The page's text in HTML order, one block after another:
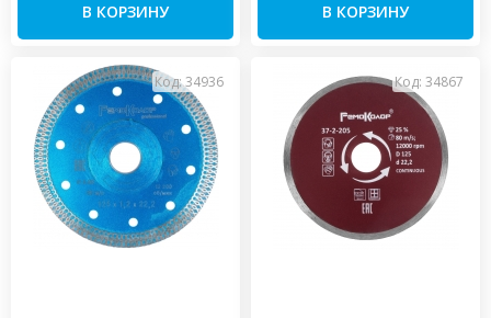
В КОРЗИНУ В КОРЗИНУ
Код: 34936 Код: 34867